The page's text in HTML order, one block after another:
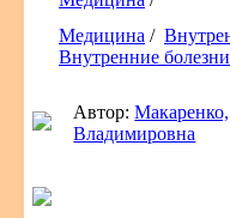
Медицина /
Внутренние болезни
Автор:
Владимировна